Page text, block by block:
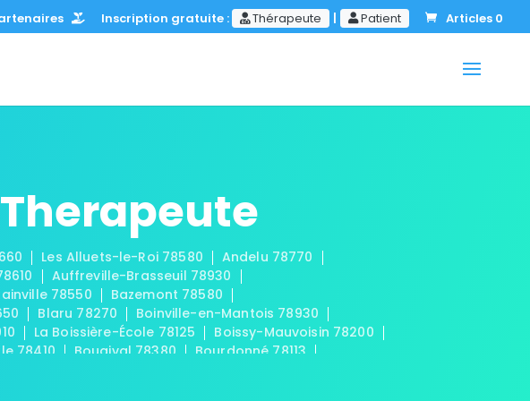
Inscription gratuite : Thérapeute | Patient Articles 0
Les Alluets-le-Roi 78580
Andelu 78770
Auffreville-Brasseuil 78930
78550
Bazemont 78580
Blaru 78270
Boinville-en-Mantois 78930
La Boissière-École 78125
Boissy-Mauvoisin 78200
78410 Bougival 78380
Bourdonné 78113